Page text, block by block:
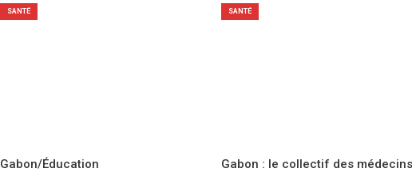
SANTÉ
Gabon/Éducation
SANTÉ
Gabon : le collectif des